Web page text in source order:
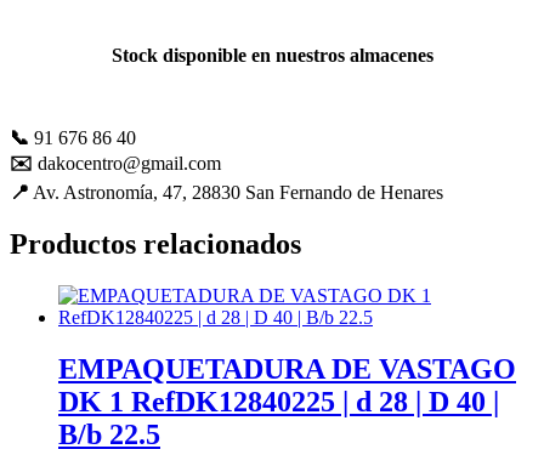
Stock disponible en nuestros almacenes
📞 91 676 86 40
✉️ dakocentro@gmail.com
📍 Av. Astronomía, 47, 28830 San Fernando de Henares
Productos relacionados
EMPAQUETADURA DE VASTAGO
DK 1 RefDK12840225 | d 28 | D 40 |
B/b 22.5
funcione lo
guía para
hacerte
disfrutar del
paseo por
Si rechaza estas
algunas
funcionalidades
de la web. Si
las aceptas, nos
serás de gran
ayuda.